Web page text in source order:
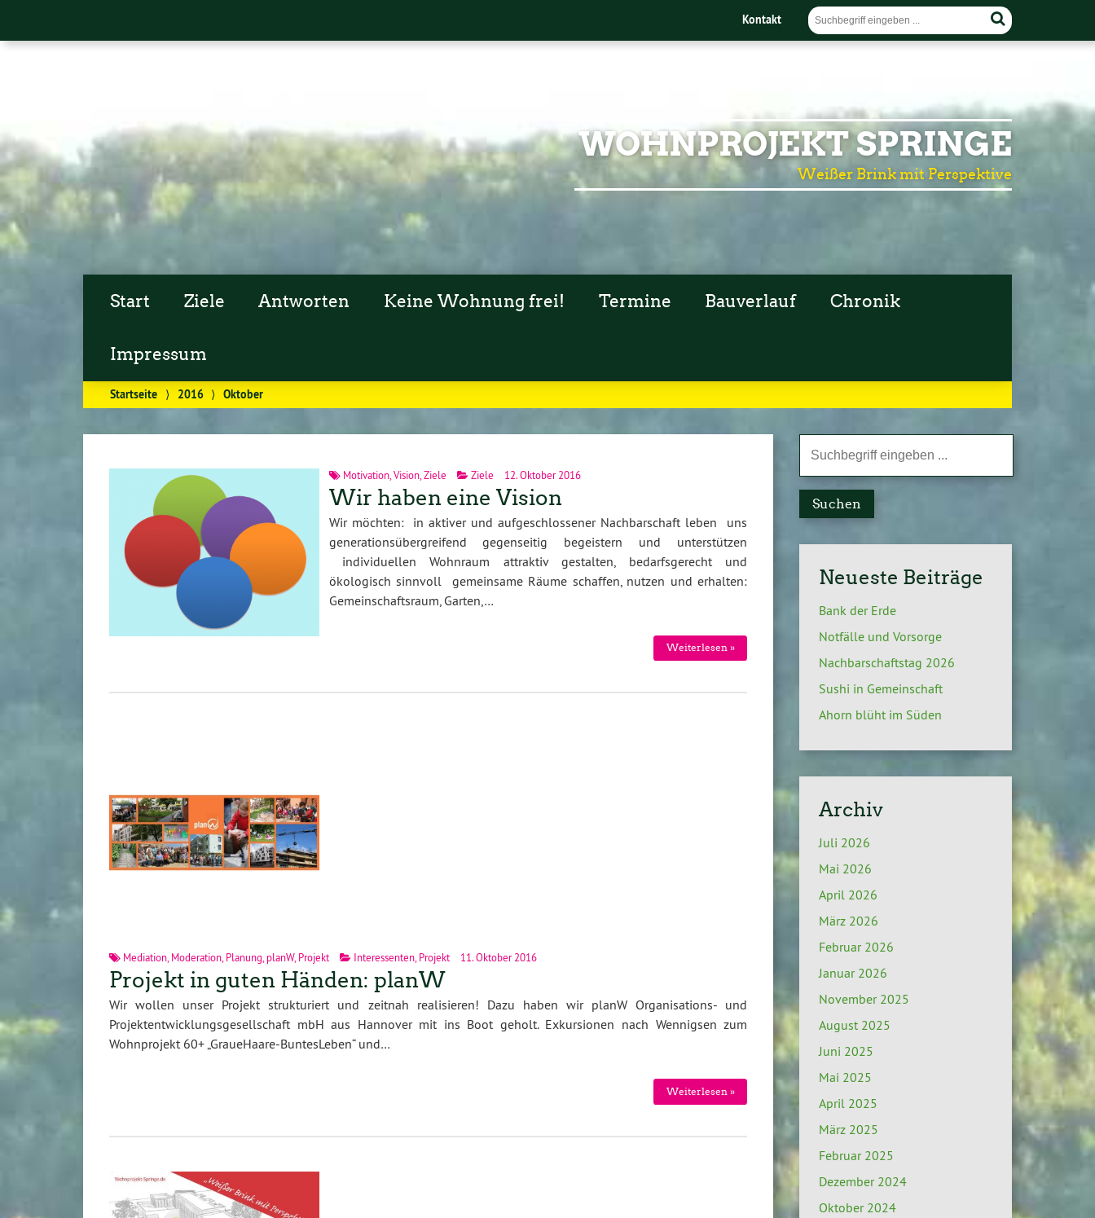
Kontakt
WOHNPROJEKT SPRINGE
Weißer Brink mit Perspektive
Start Ziele Antworten Keine Wohnung frei! Termine Bauverlauf Chronik
Impressum
Startseite ⟩ 2016 ⟩ Oktober
Motivation, Vision, Ziele Ziele 12. Oktober 2016
Wir haben eine Vision
Wir möchten: in aktiver und aufgeschlossener Nachbarschaft leben uns
generationsübergreifend gegenseitig begeistern und unterstützen
individuellen Wohnraum attraktiv gestalten, bedarfsgerecht und
ökologisch sinnvoll gemeinsame Räume schaffen, nutzen und erhalten:
Gemeinschaftsraum, Garten,…
Weiterlesen »
Mediation,Moderation,Planung,planW,Projekt Interessenten,Projekt 11. Oktober 2016
Projekt in guten Händen: planW
Wir wollen unser Projekt strukturiert und zeitnah realisieren! Dazu haben wir planW Organisations- und
Projektentwicklungsgesellschaft mbH aus Hannover mit ins Boot geholt. Exkursionen nach Wennigsen zum
Wohnprojekt 60+ „GraueHaare-BuntesLeben“ und…
Weiterlesen »
Suchen
Neueste Beiträge
Bank der Erde
Notfälle und Vorsorge
Nachbarschaftstag 2026
Sushi in Gemeinschaft
Ahorn blüht im Süden
Archiv
Juli 2026
Mai 2026
April 2026
März 2026
Februar 2026
Januar 2026
November 2025
August 2025
Juni 2025
Mai 2025
April 2025
März 2025
Februar 2025
Dezember 2024
Oktober 2024